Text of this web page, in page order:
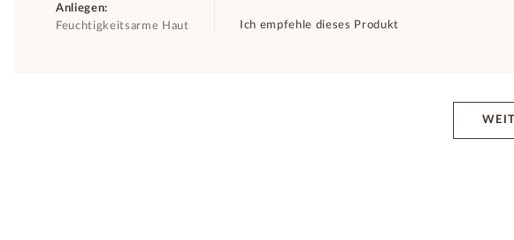
Anliegen:
Feuchtigkeitsarme Haut
Ich empfehle dieses Produkt